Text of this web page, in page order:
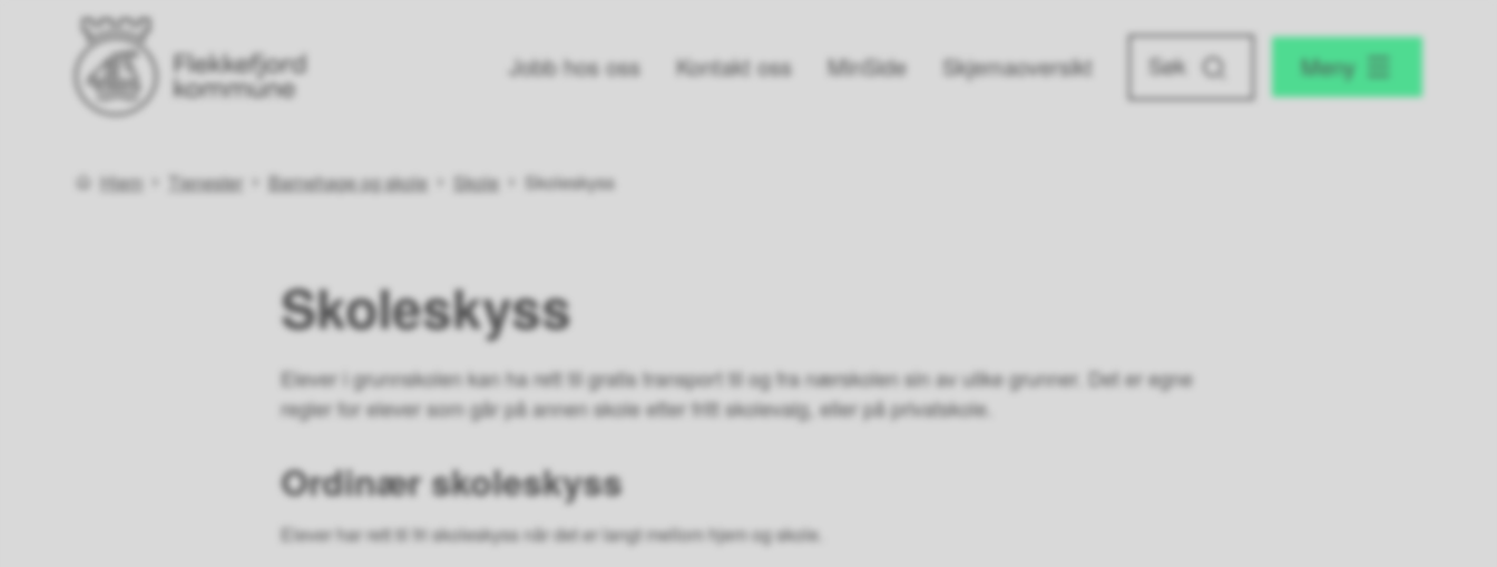
Jobb hos oss Kontakt oss MinSide Skjemaoversikt Meny
Du er her:
Hjem Tjenester Barnehage og skole Skole Skoleskyss
Skoleskyss
Elever i grunnskolen kan ha rett til gratis transport til og fra nærskolen sin av ulike grunner. Det er egne
regler for elever som går på annen skole etter fritt skolevalg, eller på privatskole.
Ordinær skoleskyss
Elever har rett til fri skoleskyss når det er langt mellom hjem og skole.